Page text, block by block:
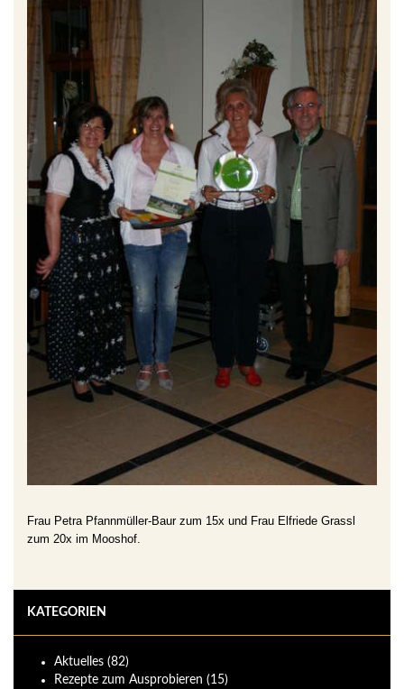
Frau Petra Pfannmüller-Baur zum 15x und Frau Elfriede Grassl
zum 20x im Mooshof.
KATEGORIEN
Aktuelles (82)
Rezepte zum Ausprobieren (15)